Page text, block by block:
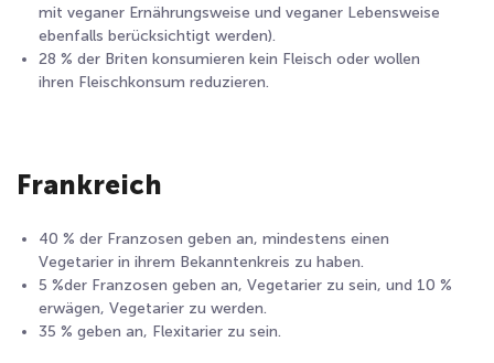
mit veganer Ernährungsweise und veganer Lebensweise
ebenfalls berücksichtigt werden).
28 % der Briten konsumieren kein Fleisch oder wollen
ihren Fleischkonsum reduzieren.
Frankreich
40 % der Franzosen geben an, mindestens einen
Vegetarier in ihrem Bekanntenkreis zu haben.
5 %der Franzosen geben an, Vegetarier zu sein, und 10 %
erwägen, Vegetarier zu werden.
35 % geben an, Flexitarier zu sein.